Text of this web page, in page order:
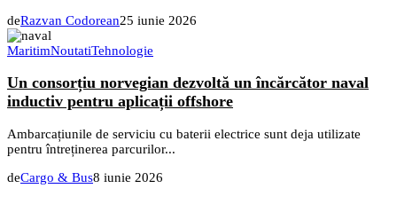
deRazvan Codorean25 iunie 2026
MaritimNoutatiTehnologie
Un consorțiu norvegian dezvoltă un încărcător naval
inductiv pentru aplicații offshore
Ambarcațiunile de serviciu cu baterii electrice sunt deja utilizate
pentru întreținerea parcurilor...
deCargo & Bus8 iunie 2026